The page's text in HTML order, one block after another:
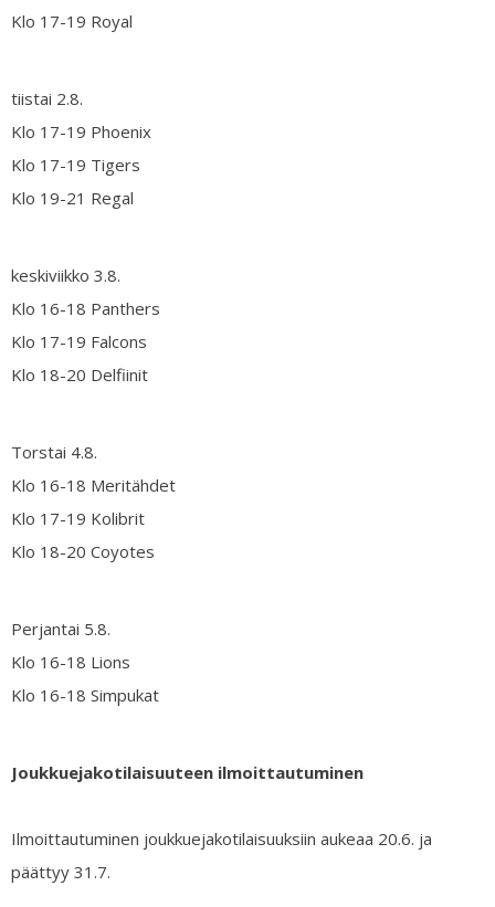
Klo 17-19 Royal
tiistai 2.8.
Klo 17-19 Phoenix
Klo 17-19 Tigers
Klo 19-21 Regal
keskiviikko 3.8.
Klo 16-18 Panthers
Klo 17-19 Falcons
Klo 18-20 Delfiinit
Torstai 4.8.
Klo 16-18 Meritähdet
Klo 17-19 Kolibrit
Klo 18-20 Coyotes
Perjantai 5.8.
Klo 16-18 Lions
Klo 16-18 Simpukat
Joukkuejakotilaisuuteen ilmoittautuminen
Ilmoittautuminen joukkuejakotilaisuuksiin aukeaa 20.6. ja
päättyy 31.7.